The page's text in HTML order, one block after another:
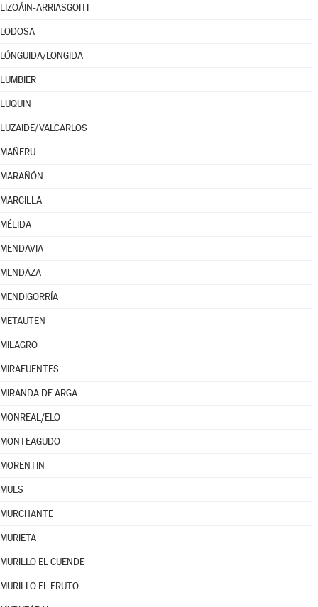
LIZOÁIN-ARRIASGOITI
LODOSA
LÓNGUIDA/LONGIDA
LUMBIER
LUQUIN
LUZAIDE/VALCARLOS
MAÑERU
MARAÑÓN
MARCILLA
MÉLIDA
MENDAVIA
MENDAZA
MENDIGORRÍA
METAUTEN
MILAGRO
MIRAFUENTES
MIRANDA DE ARGA
MONREAL/ELO
MONTEAGUDO
MORENTIN
MUES
MURCHANTE
MURIETA
MURILLO EL CUENDE
MURILLO EL FRUTO